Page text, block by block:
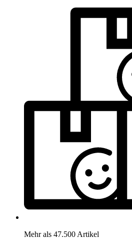
Mehr als 47.500 Artikel